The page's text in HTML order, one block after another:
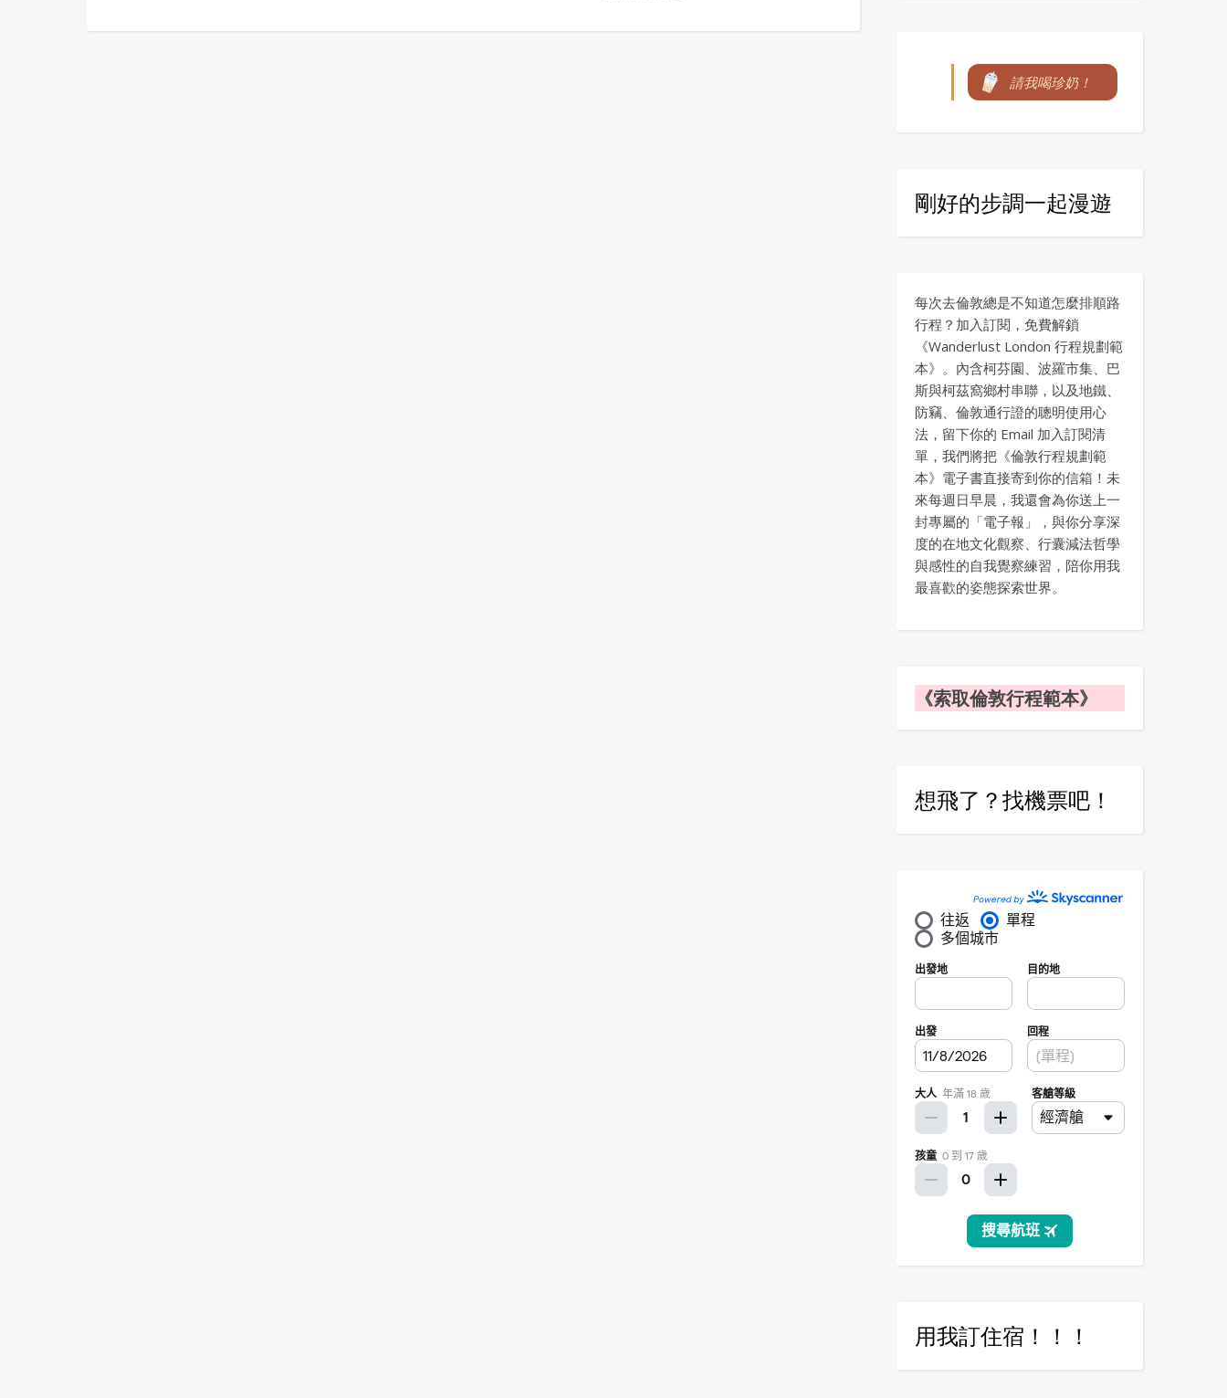
請我喝珍奶！
剛好的步調一起漫遊
每次去倫敦總是不知道怎麼排順路
行程？加入訂閱，免費解鎖
《Wanderlust London 行程規劃範
本》。內含柯芬園、波羅市集、巴
斯與柯茲窩鄉村串聯，以及地鐵、
防竊、倫敦通行證的聰明使用心
法，留下你的 Email 加入訂閱清
單，我們將把《倫敦行程規劃範
本》電子書直接寄到你的信箱！未
來每週日早晨，我還會為你送上一
封專屬的「電子報」，與你分享深
度的在地文化觀察、行囊減法哲學
與感性的自我覺察練習，陪你用我
最喜歡的姿態探索世界。
《索取倫敦行程範本》
想飛了？找機票吧！
用我訂住宿！！！